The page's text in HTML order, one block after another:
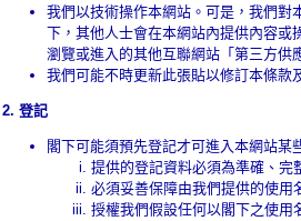
我們以技術操作本網站。可是，我們對
下，其他人士會在本網站內提供內容或
瀏覽或進入的其他互聯網站「第三方供
我們可能不時更新此張貼以修訂本條款
2. 登記
閣下可能須預先登記才可進入本網站某
提供的登記資料必須為準確、完
必須妥善保障由我們提供的使用
授權我們假設任何以閣下之使用